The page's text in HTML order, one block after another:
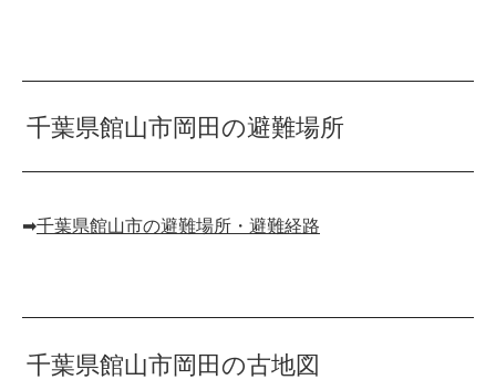
千葉県館山市岡田の避難場所
➡︎千葉県館山市の避難場所・避難経路
千葉県館山市岡田の古地図